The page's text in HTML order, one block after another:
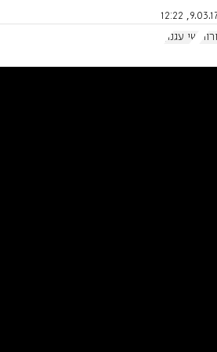
9.03.17,
שי עגנון